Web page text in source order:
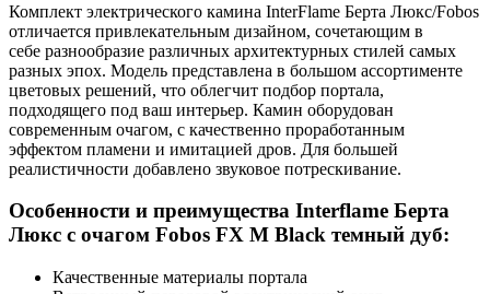
Комплект электрического камина InterFlame Берта Люкс/Fobos
отличается привлекательным дизайном, сочетающим в
себе разнообразие различных архитектурных стилей самых
разных эпох. Модель представлена в большом ассортименте
цветовых решений, что облегчит подбор портала,
подходящего под ваш интерьер. Камин оборудован
современным очагом, с качественно проработанным
эффектом пламени и имитацией дров. Для большей
реалистичности добавлено звуковое потрескивание.
Особенности и преимущества Interflame Берта
Люкс с очагом Fobos FX M Black темный дуб:
Качественные материалы портала